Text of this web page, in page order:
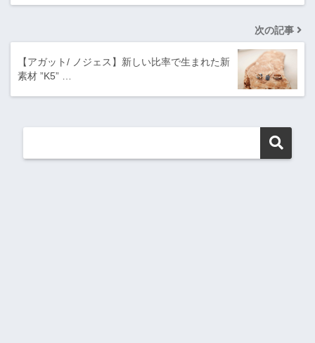
次の記事
【アガット/ ノジェス】新しい比率で生まれた新
素材 ”K5” …